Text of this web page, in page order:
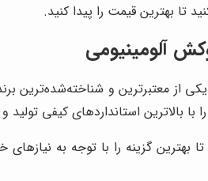
تا بهترین قیمت را پیدا کنید.
آلومینیومی
از معتبرترین و
با بالاترین استانداردهای کیفی
گزینه را با توجه به